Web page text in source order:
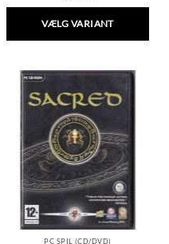
VÆLG VARIANT
har
flere
varianter.
Mulighederne
kan
vælges
på
varesiden
PC SPIL (CD/DVD)